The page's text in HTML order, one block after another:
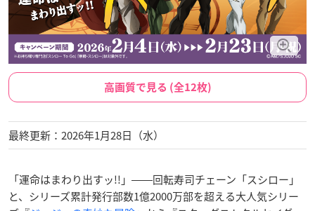
高画質で見る (全12枚)
最終更新：2026年1月28日（水）
「運命はまわり出すッ!!」――回転寿司チェーン「スシロー」
と、シリーズ累計発行部数1億2000万部を超える大人気シリー